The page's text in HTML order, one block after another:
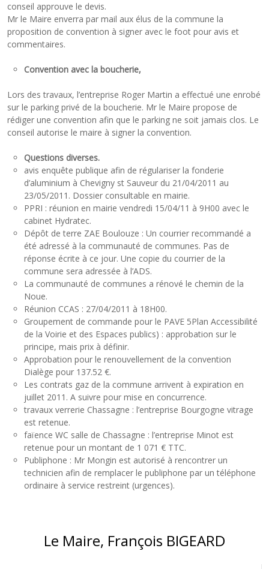
conseil approuve le devis.
Mr le Maire enverra par mail aux élus de la commune la
proposition de convention à signer avec le foot pour avis et
commentaires.
Convention avec la boucherie,
Lors des travaux, l’entreprise Roger Martin a effectué une enrobé
sur le parking privé de la boucherie. Mr le Maire propose de
rédiger une convention afin que le parking ne soit jamais clos. Le
conseil autorise le maire à signer la convention.
Questions diverses.
avis enquête publique afin de régulariser la fonderie
d’aluminium à Chevigny st Sauveur du 21/04/2011 au
23/05/2011. Dossier consultable en mairie.
PPRI : réunion en mairie vendredi 15/04/11 à 9H00 avec le
cabinet Hydratec.
Dépôt de terre ZAE Boulouze : Un courrier recommandé a
été adressé à la communauté de communes. Pas de
réponse écrite à ce jour. Une copie du courrier de la
commune sera adressée à l’ADS.
La communauté de communes a rénové le chemin de la
Noue.
Réunion CCAS : 27/04/2011 à 18H00.
Groupement de commande pour le PAVE 5Plan Accessibilité
de la Voirie et des Espaces publics) : approbation sur le
principe, mais prix à définir.
Approbation pour le renouvellement de la convention
Dialège pour 137.52 €.
Les contrats gaz de la commune arrivent à expiration en
juillet 2011. A suivre pour mise en concurrence.
travaux verrerie Chassagne : l’entreprise Bourgogne vitrage
est retenue.
faïence WC salle de Chassagne : l’entreprise Minot est
retenue pour un montant de 1 071 € TTC.
Publiphone : Mr Mongin est autorisé à rencontrer un
technicien afin de remplacer le publiphone par un téléphone
ordinaire à service restreint (urgences).
Le Maire, François BIGEARD